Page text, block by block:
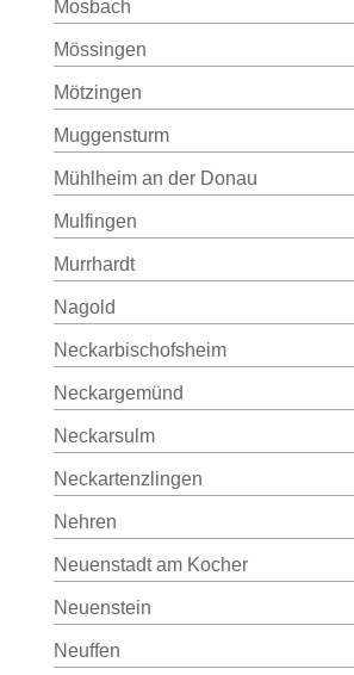
Mosbach
Mössingen
Mötzingen
Muggensturm
Mühlheim an der Donau
Mulfingen
Murrhardt
Nagold
Neckarbischofsheim
Neckargemünd
Neckarsulm
Neckartenzlingen
Nehren
Neuenstadt am Kocher
Neuenstein
Neuffen